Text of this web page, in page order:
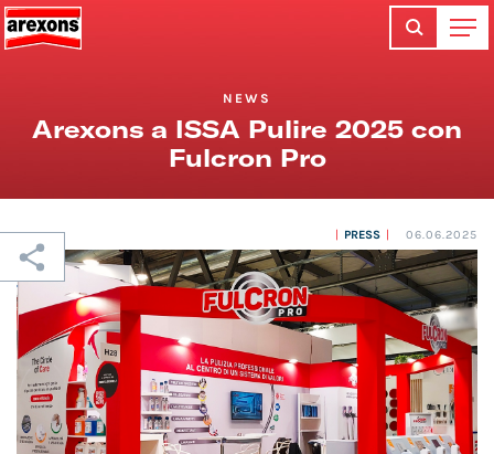
NEWS
Arexons a ISSA Pulire 2025 con
Fulcron Pro
PRESS 06.06.2025